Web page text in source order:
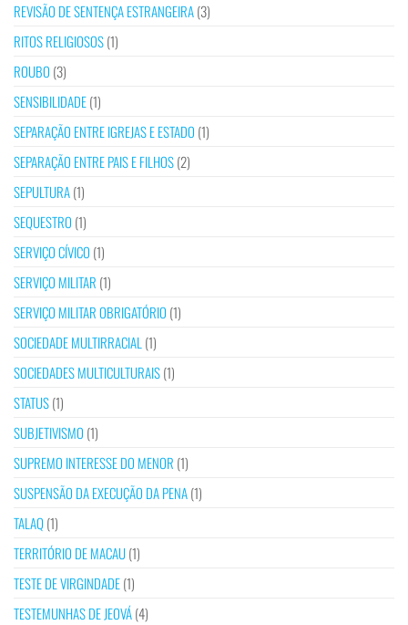
REVISÃO DE SENTENÇA ESTRANGEIRA(3)
RITOS RELIGIOSOS(1)
ROUBO (3)
SENSIBILIDADE(1)
SEPARAÇÃO ENTRE IGREJAS E ESTADO (1)
SEPARAÇÃO ENTRE PAIS E FILHOS(2)
SEPULTURA(1)
SEQUESTRO (1)
SERVIÇO CÍVICO (1)
SERVIÇO MILITAR (1)
SERVIÇO MILITAR OBRIGATÓRIO (1)
SOCIEDADE MULTIRRACIAL(1)
SOCIEDADES MULTICULTURAIS(1)
STATUS(1)
SUBJETIVISMO (1)
SUPREMO INTERESSE DO MENOR (1)
SUSPENSÃO DA EXECUÇÃO DA PENA(1)
TALAQ(1)
TERRITÓRIO DE MACAU(1)
TESTE DE VIRGINDADE(1)
TESTEMUNHAS DE JEOVÁ(4)